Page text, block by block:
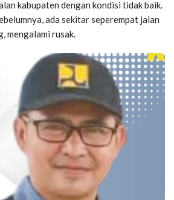
kabupaten dengan kondisi tidak baik.
ada sekitar seperempat jalan
mengalami rusak.